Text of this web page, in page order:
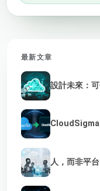
最新文章
設計未來：
CloudSigma
人，而非平